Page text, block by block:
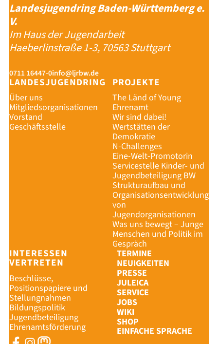
Landesjugendring Baden-Württemberg e.
V.
Im Haus der Jugendarbeit
Haeberlinstraße 1-3, 70563 Stuttgart
0711 16447-0info@ljrbw.de
LANDESJUGENDRING
Über uns
Mitgliedsorganisationen
Vorstand
Geschäftsstelle
PROJEKTE
The Länd of Young
Ehrenamt
Wir sind dabei!
Wertstätten der
Demokratie
N-Challenges
Eine-Welt-Promotorin
Servicestelle Kinder- und
Jugendbeteiligung BW
Strukturaufbau und
Organisationsentwicklung
von
Jugendorganisationen
Was uns bewegt – Junge
Menschen und Politik im
Gespräch
INTERESSEN
VERTRETEN
Beschlüsse,
Positionspapiere und
Stellungnahmen
Bildungspolitik
Jugendbeteiligung
Ehrenamtsförderung
TERMINE
NEUIGKEITEN
PRESSE
JULEICA
SERVICE
JOBS
WIKI
SHOP
EINFACHE SPRACHE